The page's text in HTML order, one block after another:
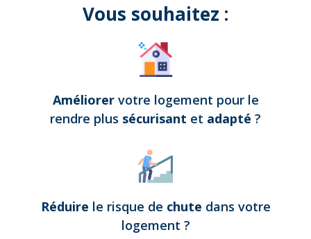
Vous souhaitez :
Améliorer votre logement pour le
rendre plus sécurisant et adapté ?
Réduire le risque de chute dans votre
logement ?